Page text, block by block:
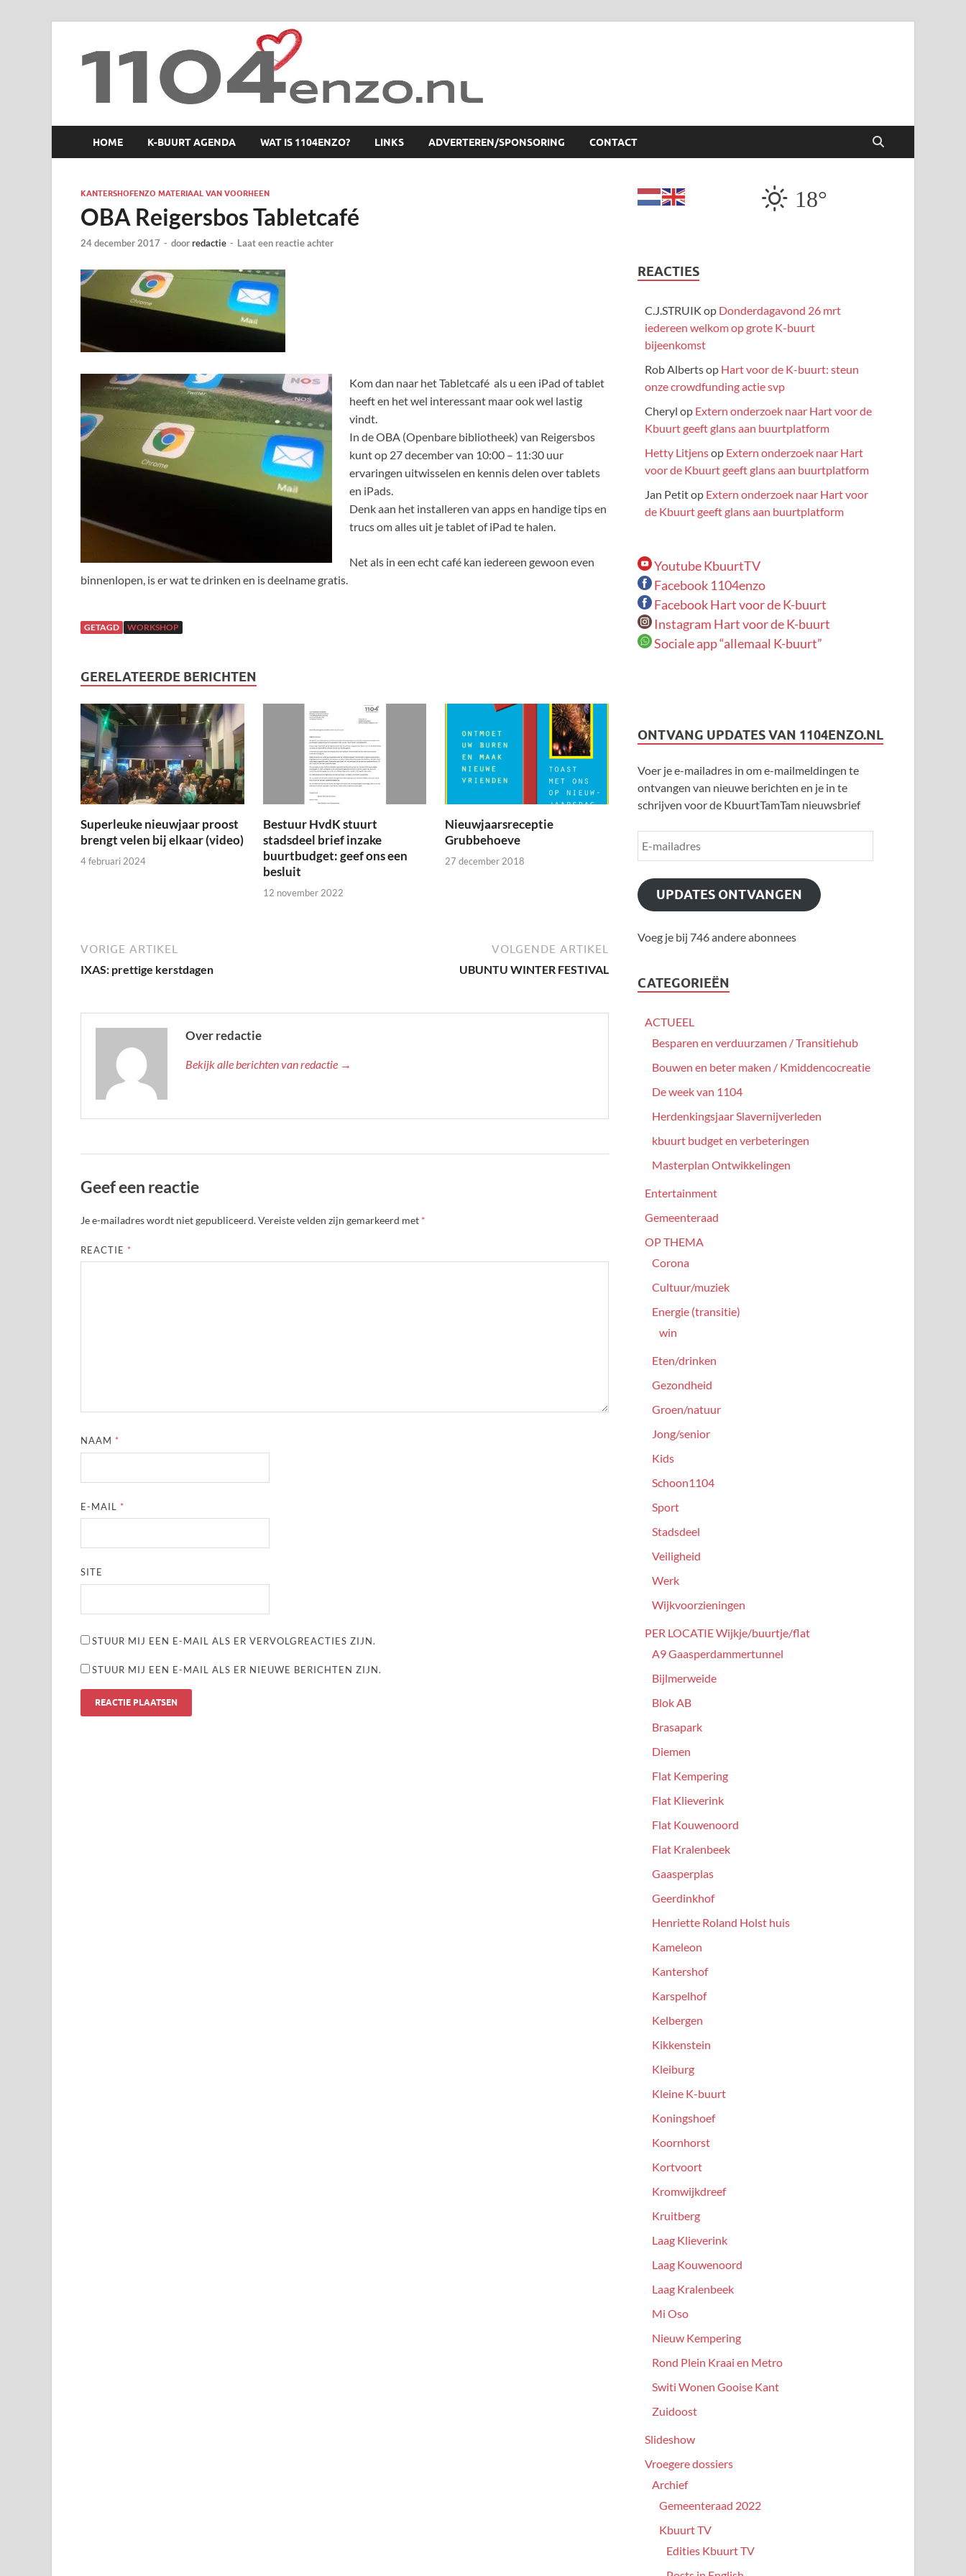
1104 en zo
HOME K-BUURT AGENDA WAT IS 1104ENZO? LINKS ADVERTEREN/SPONSORING CONTACT
KANTERSHOFENZO MATERIAAL VAN VOORHEEN
OBA Reigersbos Tabletcafé
24 december 2017 - doorredactie - Laat een reactie achter
Kom dan naar het Tabletcafé als u een iPad of tablet
heeft en het wel interessant maar ook wel lastig
vindt.
In de OBA (Openbare bibliotheek) van Reigersbos
kunt op 27 december van 10:00 – 11:30 uur
ervaringen uitwisselen en kennis delen over tablets
en iPads.
Denk aan het installeren van apps en handige tips en
trucs om alles uit je tablet of iPad te halen.
Net als in een echt café kan iedereen gewoon even
binnenlopen, is er wat te drinken en is deelname gratis.
GETAGD WORKSHOP
GERELATEERDE BERICHTEN
Superleuke nieuwjaar proost
brengt velen bij elkaar (video)
4 februari 2024
Bestuur HvdK stuurt
stadsdeel brief inzake
buurtbudget: geef ons een
besluit
12 november 2022
Nieuwjaarsreceptie
Grubbehoeve
27 december 2018
VORIGE ARTIKEL
IXAS: prettige kerstdagen
VOLGENDE ARTIKEL
UBUNTU WINTER FESTIVAL
Over redactie
Bekijk alle berichten van redactie →
Geef een reactie
Je e-mailadres wordt niet gepubliceerd.Vereiste velden zijn gemarkeerd met *
REACTIE *
NAAM *
E-MAIL *
SITE
STUUR MIJ EEN E-MAIL ALS ER VERVOLGREACTIES ZIJN.
STUUR MIJ EEN E-MAIL ALS ER NIEUWE BERICHTEN ZIJN.
18°
REACTIES
C.J.STRUIK op Donderdagavond 26 mrt
iedereen welkom op grote K-buurt
bijeenkomst
Rob Albertsop Hart voor de K-buurt: steun
onze crowdfunding actie svp
Cheryl op Extern onderzoek naar Hart voor de
Kbuurt geeft glans aan buurtplatform
Hetty Litjensop Extern onderzoek naar Hart
voor de Kbuurt geeft glans aan buurtplatform
Jan Petitop Extern onderzoek naar Hart voor
de Kbuurt geeft glans aan buurtplatform
Youtube KbuurtTV
Facebook 1104enzo
Facebook Hart voor de K-buurt
Instagram Hart voor de K-buurt
Sociale app “allemaal K-buurt”
ONTVANG UPDATES VAN 1104ENZO.NL
Voer je e-mailadres in om e-mailmeldingen te
ontvangen van nieuwe berichten en je in te
schrijven voor de KbuurtTamTam nieuwsbrief
UPDATES ONTVANGEN
Voeg je bij 746 andere abonnees
CATEGORIEËN
ACTUEEL
Besparen en verduurzamen / Transitiehub
Bouwen en beter maken / Kmiddencocreatie
De week van 1104
Herdenkingsjaar Slavernijverleden
kbuurt budget en verbeteringen
Masterplan Ontwikkelingen
Entertainment
Gemeenteraad
OP THEMA
Corona
Cultuur/muziek
Energie (transitie)
win
Eten/drinken
Gezondheid
Groen/natuur
Jong/senior
Kids
Schoon1104
Sport
Stadsdeel
Veiligheid
Werk
Wijkvoorzieningen
PER LOCATIE Wijkje/buurtje/flat
A9 Gaasperdammertunnel
Bijlmerweide
Blok AB
Brasapark
Diemen
Flat Kempering
Flat Klieverink
Flat Kouwenoord
Flat Kralenbeek
Gaasperplas
Geerdinkhof
Henriette Roland Holst huis
Kameleon
Kantershof
Karspelhof
Kelbergen
Kikkenstein
Kleiburg
Kleine K-buurt
Koningshoef
Koornhorst
Kortvoort
Kromwijkdreef
Kruitberg
Laag Klieverink
Laag Kouwenoord
Laag Kralenbeek
Mi Oso
Nieuw Kempering
Rond Plein Kraai en Metro
Switi Wonen Gooise Kant
Zuidoost
Slideshow
Vroegere dossiers
Archief
Gemeenteraad 2022
Kbuurt TV
Edities Kbuurt TV